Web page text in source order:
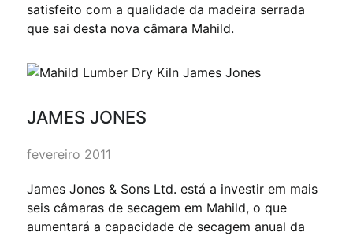
satisfeito com a qualidade da madeira serrada
que sai desta nova câmara Mahild.
JAMES JONES
fevereiro 2011
James Jones & Sons Ltd. está a investir em mais
seis câmaras de secagem em Mahild, o que
aumentará a capacidade de secagem anual da